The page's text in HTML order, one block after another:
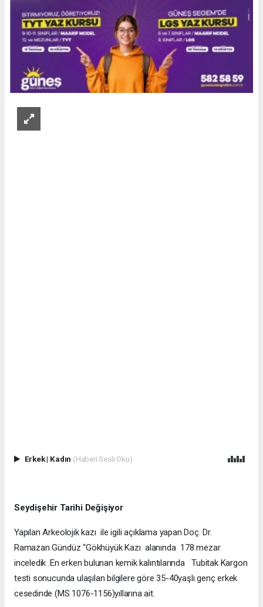
Erkek| Kadın (Haberi Sesli Oku)
Seydişehir Tarihi Değişiyor
Yapılan Arkeolojik kazı ile igili açıklama yapan Doç. Dr.
Ramazan Gündüz “Gökhüyük Kazı alanında 178 mezar
inceledik .En erken bulunan kemik kalıntılarında Tubitak Kargon
testi sonucunda ulaşılan bilgilere göre 35-40yaşlı genç erkek
cesedinde (MS 1076-1156)yıllarına ait.